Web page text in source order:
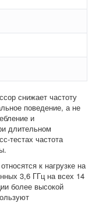
снижает частоту
поведение, а не
и
длительном
тестах частота
к нагрузке на
3,6 ГГц на всех 14
более высокой